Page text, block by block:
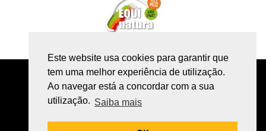
Este website usa cookies para garantir que
tem uma melhor experiência de utilização.
Ao navegar está a concordar com a sua
utilização. Saiba mais
POLÍTICA DE PRIVACIDADE
LIVRO DE RECLAMAÇÕES ONLINE